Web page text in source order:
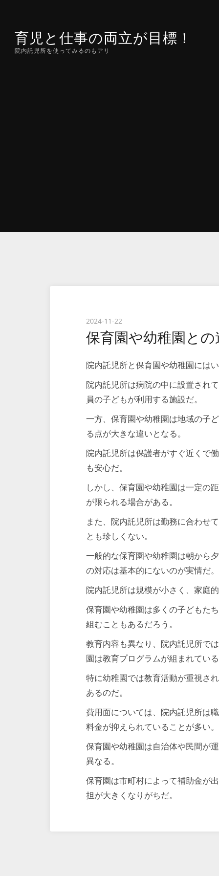
content育児と仕事の両立が目標！
院内託児所を使ってみるのもアリ
Posted
on
2024-11-22
保育園や幼稚園と
院内託児所と保育園や幼稚園には
院内託児所は病院の中に設置され
員の子どもが利用する施設だ。
一方、保育園や幼稚園は地域の子
る点が大きな違いとなる。
院内託児所は保護者がすぐ近くで
も安心だ。
しかし、保育園や幼稚園は一定の
が限られる場合がある。
また、院内託児所は勤務に合わせ
とも珍しくない。
一般的な保育園や幼稚園は朝から
の対応は基本的にないのが実情だ。
院内託児所は規模が小さく、家庭
保育園や幼稚園は多くの子どもた
組むこともあるだろう。
教育内容も異なり、院内託児所で
園は教育プログラムが組まれてい
特に幼稚園では教育活動が重視さ
あるのだ。
費用面については、院内託児所は
料金が抑えられていることが多い。
保育園や幼稚園は自治体や民間が
異なる。
保育園は市町村によって補助金が
担が大きくなりがちだ。